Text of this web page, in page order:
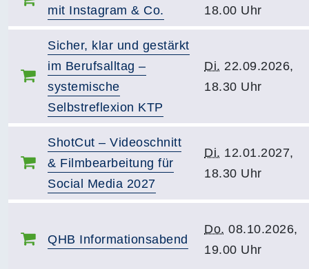
mit Instagram & Co. 18.00 Uhr
Sicher, klar und gestärkt
im Berufsalltag –
systemische
Selbstreflexion KTP
Di. 22.09.2026,
18.30 Uhr
ShotCut – Videoschnitt
& Filmbearbeitung für
Social Media 2027
Di. 12.01.2027,
18.30 Uhr
QHB Informationsabend
Do. 08.10.2026,
19.00 Uhr